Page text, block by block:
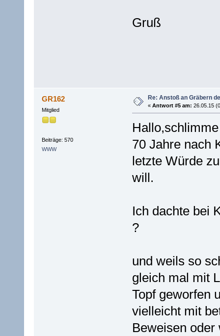
Gruß
GR162
Mitglied
Beiträge: 570
WWW
Re: Anstoß an Gräbern
« Antwort #5 am: 26.05.15
70 Jahre nach
letzte Würde
will.
Ich dachte bei
?
und weils so
gleich mal mit
Topf geworfen
vielleicht mit
Beweisen